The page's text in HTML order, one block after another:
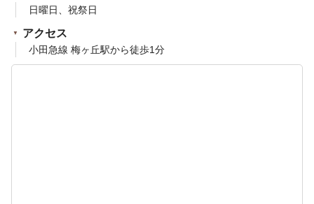
日曜日、祝祭日
アクセス
小田急線 梅ヶ丘駅から徒歩1分